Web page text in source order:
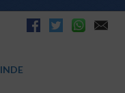
INDE